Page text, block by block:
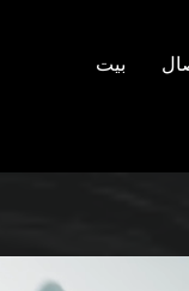
بيت